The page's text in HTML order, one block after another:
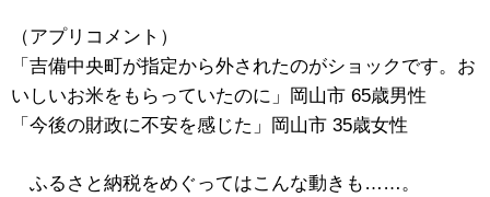
（アプリコメント）
「吉備中央町が指定から外されたのがショックです。お
いしいお米をもらっていたのに」岡山市 65歳男性
「今後の財政に不安を感じた」岡山市 35歳女性
ふるさと納税をめぐってはこんな動きも……。